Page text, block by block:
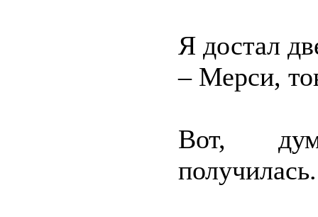
Я достал
– Мерси,
Вот,
получилась.